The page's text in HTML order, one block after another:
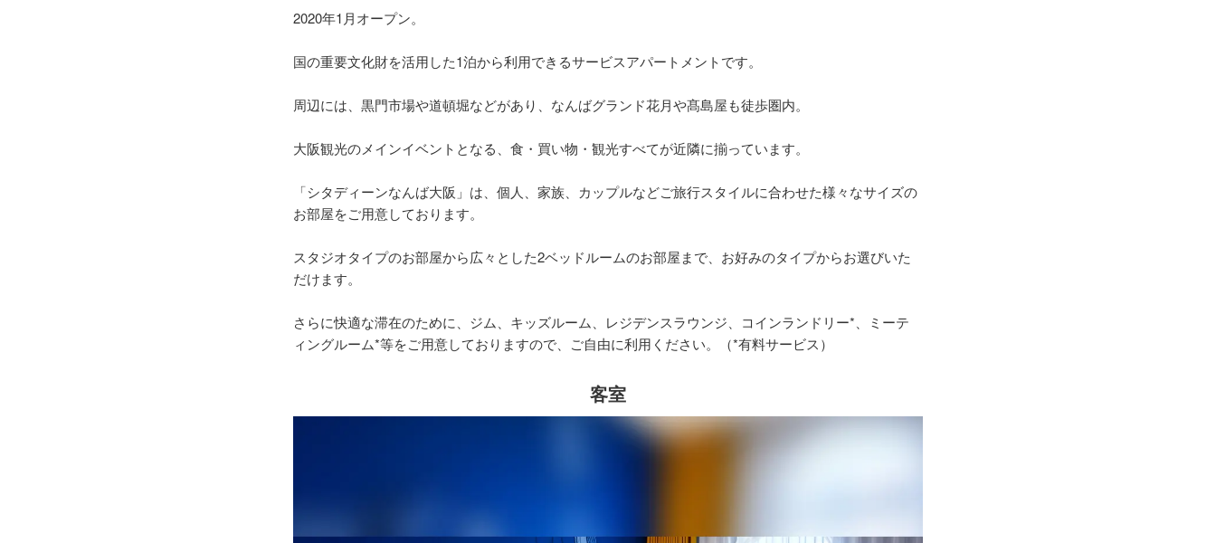
2020年1月オープン。
国の重要文化財を活用した1泊から利用できるサービスアパートメントです。
周辺には、黒門市場や道頓堀などがあり、なんばグランド花月や髙島屋も徒歩圏内。
大阪観光のメインイベントとなる、食・買い物・観光すべてが近隣に揃っています。
「シタディーンなんば大阪」は、個人、家族、カップルなどご旅行スタイルに合わせた様々なサイズの
お部屋をご用意しております。
スタジオタイプのお部屋から広々とした2ベッドルームのお部屋まで、お好みのタイプからお選びいた
だけます。
さらに快適な滞在のために、ジム、キッズルーム、レジデンスラウンジ、コインランドリー*、ミーテ
ィングルーム*等をご用意しておりますので、ご自由に利用ください。（*有料サービス）
客室